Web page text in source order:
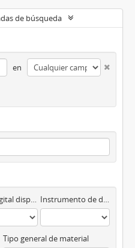
de búsqueda
en
Objeto digital disponibles Instrumento de descripción
Tipo general de material